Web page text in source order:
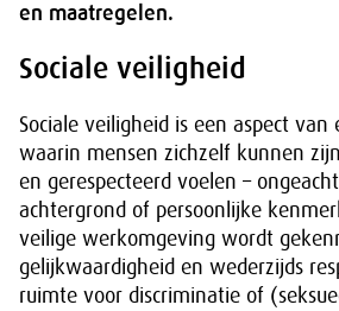
en maatregelen.
Sociale veiligheid
Sociale veiligheid is een aspect
waarin mensen zichzelf kunnen
en gerespecteerd voelen –
achtergrond of persoonlijke
veilige werkomgeving wordt
gelijkwaardigheid en wederzijds
ruimte voor discriminatie of